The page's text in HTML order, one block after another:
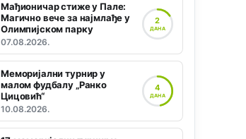
Мађионичар стиже у Пале:
Магично вече за најмлађе у
Олимпијском парку
07.08.2026.
2
ДАНА
Меморијални турнир у
малом фудбалу „Ранко
Цицовић“
10.08.2026.
4
ДАНА